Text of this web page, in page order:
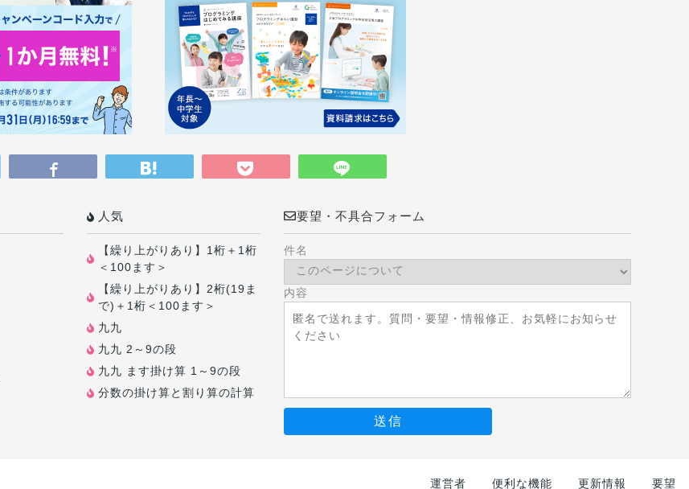
人気
【繰り上がりあり】1桁＋1桁
＜100ます＞
【繰り上がりあり】2桁(19ま
で)＋1桁＜100ます＞
九九
九九 2～9の段
九九 ます掛け算 1～9の段
分数の掛け算と割り算の計算
要望・不具合フォーム
件名
内容
送信
運営者 便利な機能 更新情報 要望